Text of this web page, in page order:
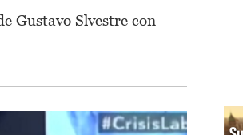
Gustavo Slvestre con